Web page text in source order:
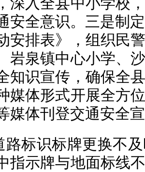
安全意识。三是制
安排表》，组织民
岩泉镇中心小学、
知识宣传，确保全
媒体形式开展全方
媒体刊登交通安全
路标识标牌更换不
指示牌与地面标线